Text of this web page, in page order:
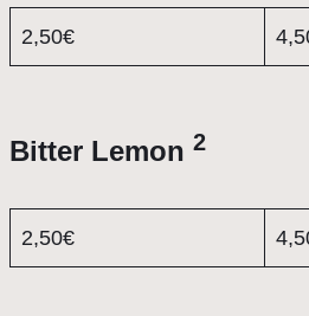
2,50€
Bitter Lemon 2
2,50€